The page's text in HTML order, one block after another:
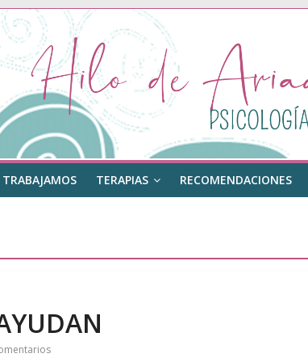
TERAPIAS RECOMENDACIONES